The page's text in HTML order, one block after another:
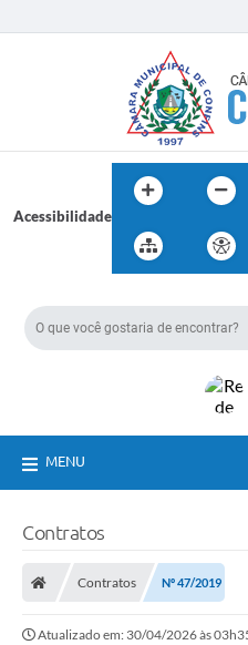
Acessibilidade
MENU
Contratos
Contratos Nº 47/2019
Atualizado em: 30/04/2026 às